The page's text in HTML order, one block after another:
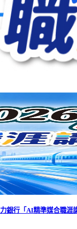
銀行「AI精準媒合職涯